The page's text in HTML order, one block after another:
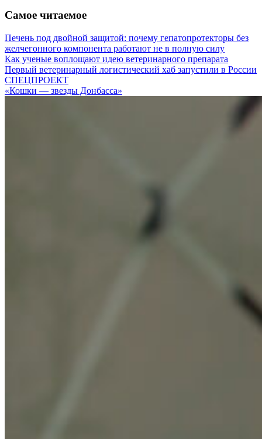
Самое читаемое
Печень под двойной защитой: почему гепатопротекторы без
желчегонного компонента работают не в полную силу
Как ученые воплощают идею ветеринарного препарата
Первый ветеринарный логистический хаб запустили в России
СПЕЦПРОЕКТ
«Кошки — звезды Донбасса»